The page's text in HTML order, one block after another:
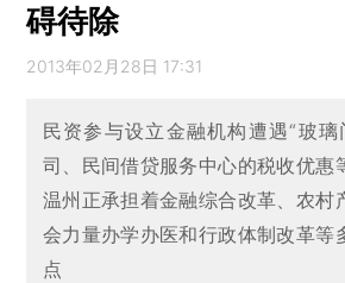
碍待除
2013年02月28日 17:31
民资参与设立金融机构遭遇“玻璃
司、民间借贷服务中心的税收优惠
温州正承担着金融综合改革、农村
会力量办学办医和行政体制改革等
点